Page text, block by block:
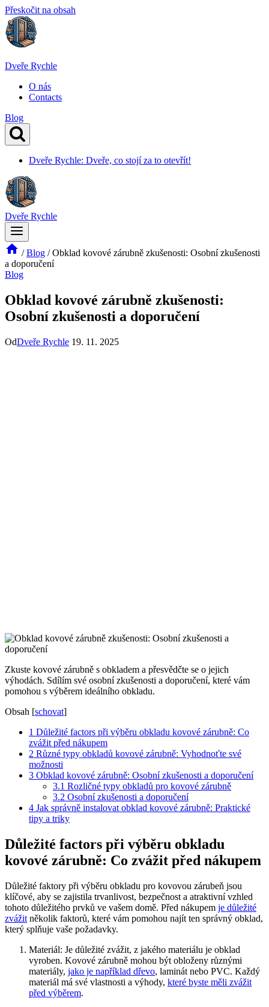
Přeskočit na obsah
Dveře Rychle
O nás
Contacts
Blog
Dveře Rychle: Dveře, co stojí za to otevřít!
Dveře Rychle
/ Blog / Obklad kovové zárubně zkušenosti: Osobní zkušenosti
a doporučení
Blog
Obklad kovové zárubně zkušenosti:
Osobní zkušenosti a doporučení
OdDveře Rychle 19. 11. 2025
Zkuste kovové zárubně s obkladem a přesvědčte se o jejich
výhodách. Sdílím své osobní zkušenosti a doporučení, které vám
pomohou s výběrem ideálního obkladu.
Obsah [schovat]
1 Důležité factors při výběru obkladu kovové zárubně: Co
zvážit před nákupem
2 Různé typy obkladů kovové zárubně: Vyhodnoťte své
možnosti
3 Obklad kovové zárubně: Osobní zkušenosti a doporučení
3.1 Rozličné typy obkladů pro kovové zárubně
3.2 Osobní zkušenosti a doporučení
4 Jak správně instalovat obklad kovové zárubně: Praktické
tipy a triky
Důležité factors při výběru obkladu
kovové zárubně: Co zvážit před nákupem
Důležité faktory při výběru obkladu pro kovovou zárubeň jsou
klíčové, aby se zajistila trvanlivost, bezpečnost a atraktivní vzhled
tohoto důležitého prvků ve vašem domě. Před nákupem je důležité
zvážit několik faktorů, které vám pomohou najít ten správný obklad,
který splňuje vaše požadavky.
Materiál: Je důležité zvážit, z jakého materiálu je obklad
vyroben. Kovové zárubně mohou být obloženy různými
materiály, jako je například dřevo, laminát nebo PVC. Každý
materiál má své vlastnosti a výhody, které byste měli zvážit
před výběrem.